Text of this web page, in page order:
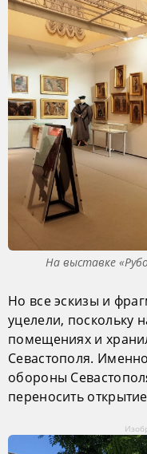
На выставке
Но все эскизы и
уцелели, поскольку
помещениях и
Севастополя.
обороны
переносить